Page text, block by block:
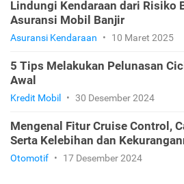
Lindungi Kendaraan dari Risiko
Asuransi Mobil Banjir
Asuransi Kendaraan • 10 Maret 2025
5 Tips Melakukan Pelunasan
Awal
Kredit Mobil • 30 Desember 2024
Mengenal Fitur Cruise Control,
Serta Kelebihan dan
Otomotif • 17 Desember 2024